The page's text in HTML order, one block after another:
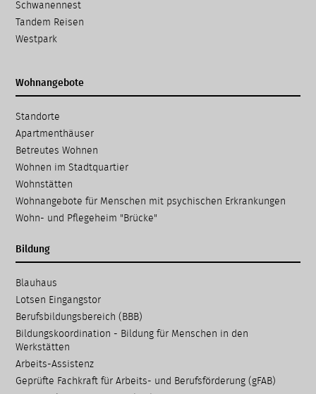
Schwanennest
Tandem Reisen
Westpark
Wohnangebote
Navigation
überspringen
Standorte
Apartmenthäuser
Betreutes Wohnen
Wohnen im Stadtquartier
Wohnstätten
Wohnangebote für Menschen mit psychischen Erkrankungen
Wohn- und Pflegeheim "Brücke"
Bildung
Navigation
überspringen
Blauhaus
Lotsen Eingangstor
Berufsbildungsbereich (BBB)
Bildungskoordination - Bildung für Menschen in den
Werkstätten
Arbeits-Assistenz
Geprüfte Fachkraft für Arbeits- und Berufsförderung (gFAB)